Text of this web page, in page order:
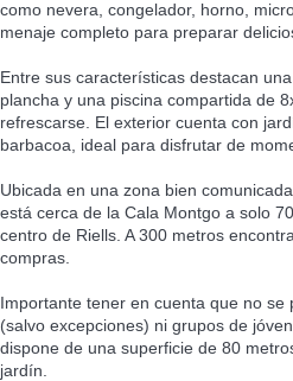
como nevera, congelador, horno,
menaje completo para preparar
Entre sus características destacan
plancha y una piscina compartida de
refrescarse. El exterior cuenta con
barbacoa, ideal para disfrutar de
Ubicada en una zona bien
está cerca de la Cala Montgo a solo
centro de Riells. A 300 metros
compras.
Importante tener en cuenta que no se
(salvo excepciones) ni grupos de
dispone de una superficie de 80
jardín.